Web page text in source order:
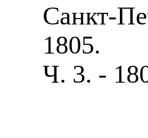
Санкт-
1805.
Ч. 3. -